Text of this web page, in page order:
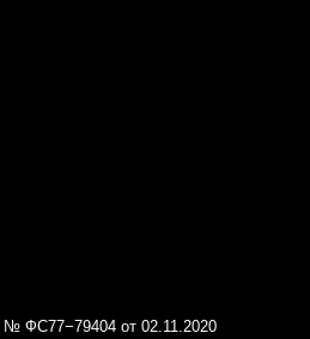
№ ФС77−79404 от 02.11.2020